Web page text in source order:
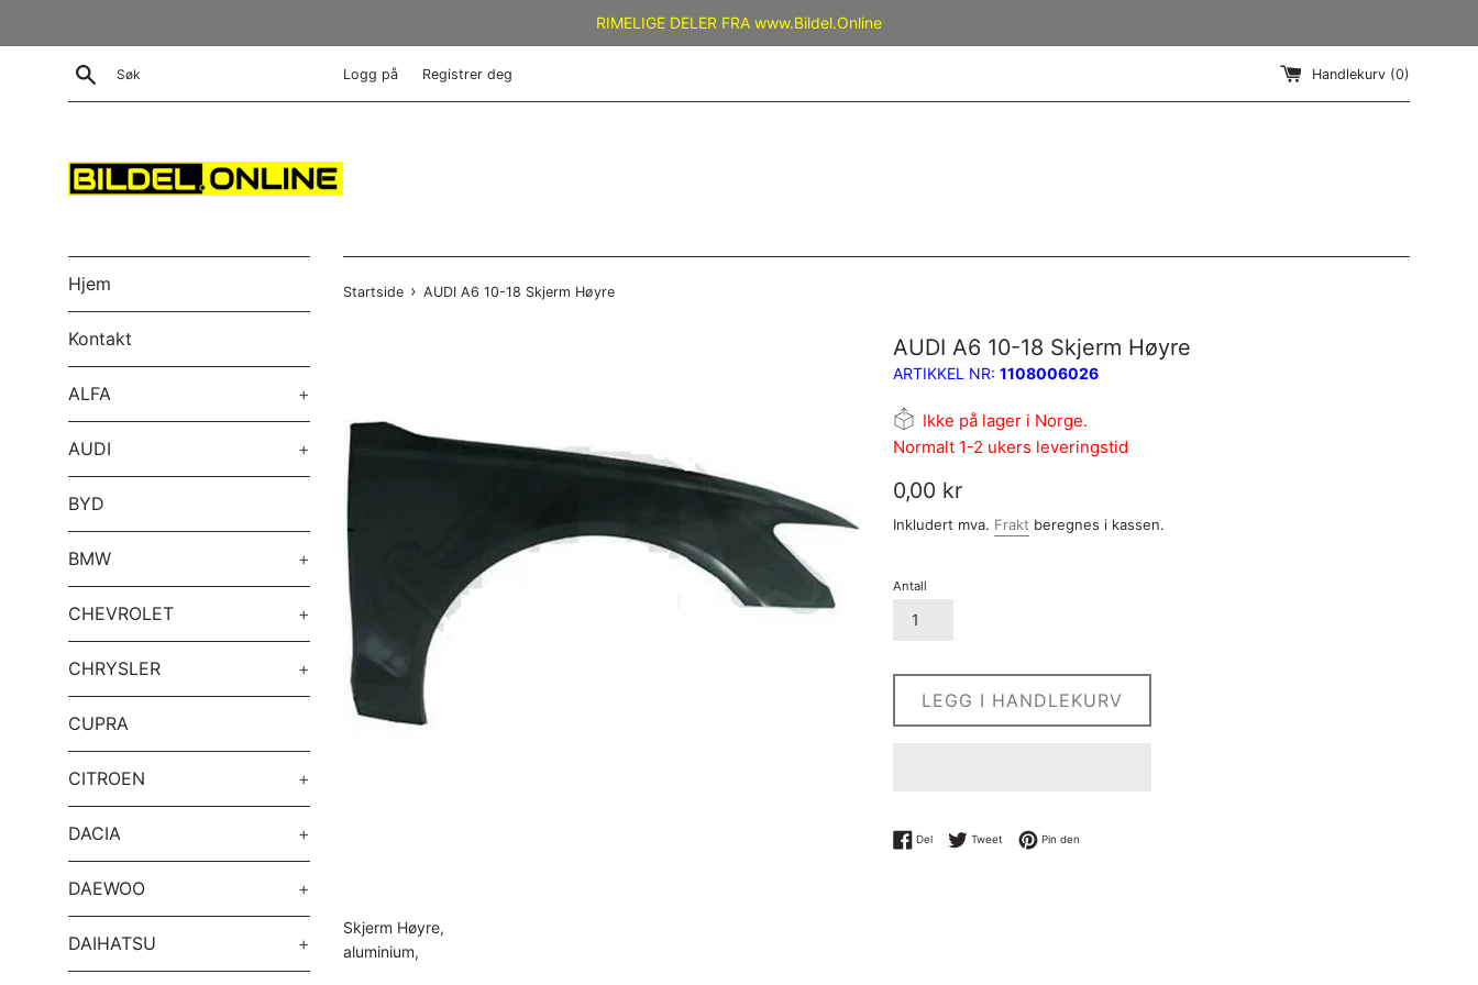
RIMELIGE DELER FRA www.Bildel.Online
Søk Logg på Registrer deg Handlekurv (0)
Hjem
Kontakt
ALFA +
AUDI +
BYD
BMW +
CHEVROLET +
CHRYSLER +
CUPRA
CITROEN +
DACIA +
DAEWOO +
DAIHATSU +
Startside › AUDI A6 10-18 Skjerm Høyre
AUDI A6 10-18 Skjerm Høyre
ARTIKKEL NR: 1108006026
Ikke på lager i Norge.
Normalt 1-2 ukers leveringstid
Vanlig
pris
0,00 kr
Inkludert mva. Frakt beregnes i kassen.
Antall
LEGG I HANDLEKURV
DelDel på Facebook
Tweet Tweet på Twitter
Pin den
Skjerm Høyre,
aluminium,